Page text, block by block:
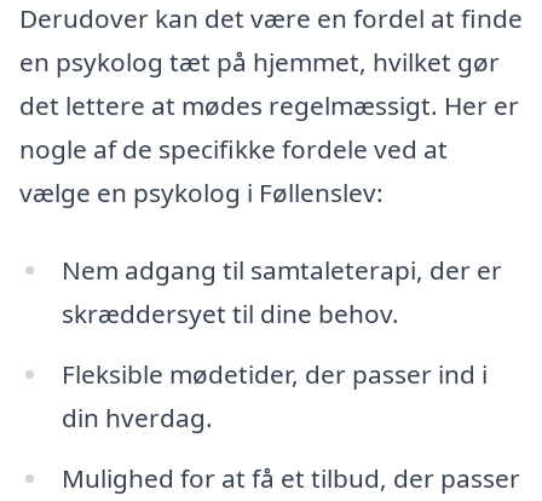
Derudover kan det være en fordel at finde
en psykolog tæt på hjemmet, hvilket gør
det lettere at mødes regelmæssigt. Her er
nogle af de specifikke fordele ved at
vælge en psykolog i Føllenslev:
Nem adgang til samtaleterapi, der er
skræddersyet til dine behov.
Fleksible mødetider, der passer ind i
din hverdag.
Mulighed for at få et tilbud, der passer